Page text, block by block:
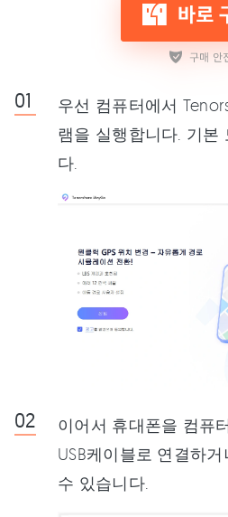
우선 컴퓨터에서
램을 실행합니다. 기본
다.
이어서 휴대폰을 컴퓨
USB케이블로 연결하
수 있습니다.